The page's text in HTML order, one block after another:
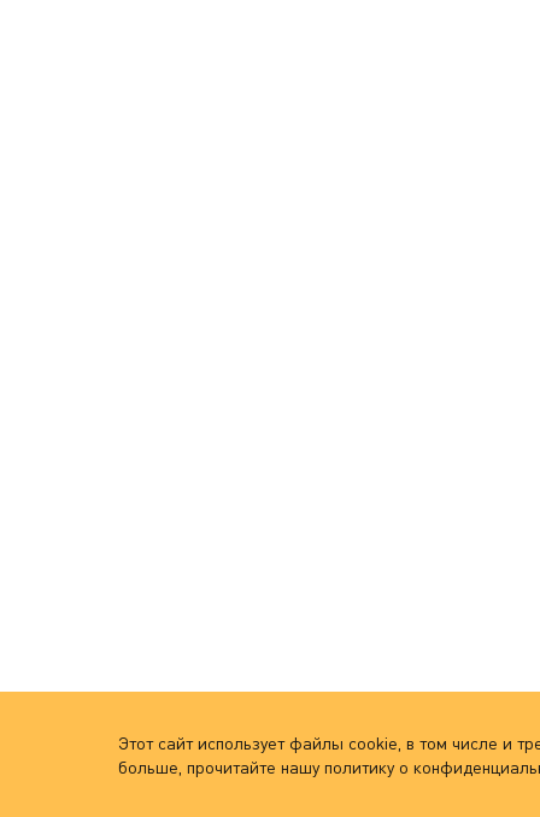
Этот сайт использует файлы cookie, в том числе и
больше, прочитайте нашу политику о